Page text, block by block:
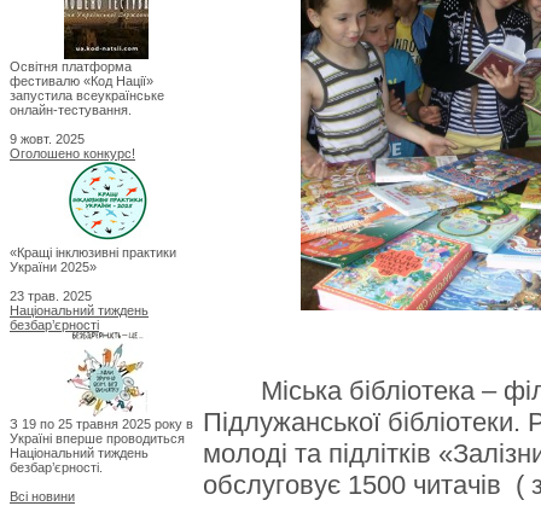
Освітня платформа
фестивалю «Код Нації»
запустила всеукраїнське
онлайн-тестування.
9 жовт. 2025
Оголошено конкурс!
«Кращі інклюзивні практики
України 2025»
23 трав. 2025
Національний тиждень
безбар’єрності
З 19 по 25 травня 2025 року в
Україні вперше проводиться
Національний тиждень
безбар’єрності.
Всі новини
Міська бібліотека –
Підлужанської
молоді та підлітків
обслуговує 1500 читачів (